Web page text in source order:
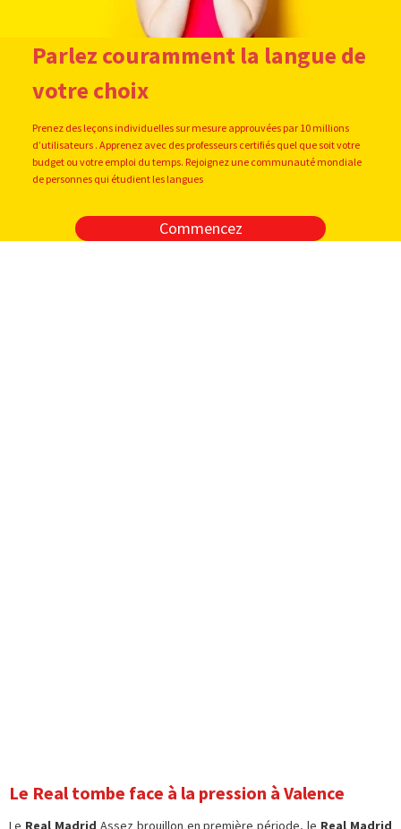
Parlez couramment la langue de
votre choix
Prenez des leçons individuelles sur mesure approuvées par 10 millions
d’utilisateurs . Apprenez avec des professeurs certifiés quel que soit votre
budget ou votre emploi du temps. Rejoignez une communauté mondiale
de personnes qui étudient les langues
Commencez
Le Real tombe face à la pression à Valence
Le Real Madrid Assez brouillon en première période, le Real Madrid